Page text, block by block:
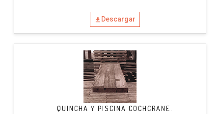
Descargar
QUINCHA Y PISCINA COCHCRANE.